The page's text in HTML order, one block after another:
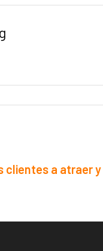
clientes a atraer